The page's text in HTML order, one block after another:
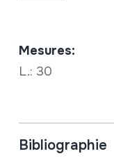
Mesures:
L.: 30
Bibliographie